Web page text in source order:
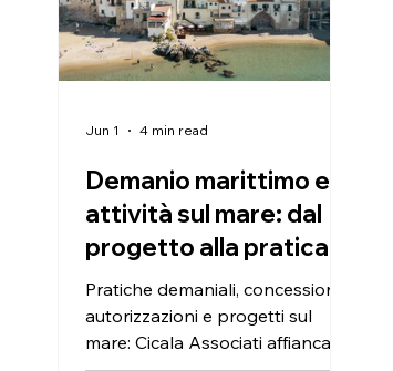
quotidiano. Secondo i dati
Copernicus, il 2025 è stato il
terzo anno più caldo mai
Demanio marittimo e
attività sul mare: dal
progetto alla pratica
autorizzativa
Pratiche demaniali, concessioni,
autorizzazioni e progetti sul
mare: Cicala Associati affianca
Jun 1 4 min read